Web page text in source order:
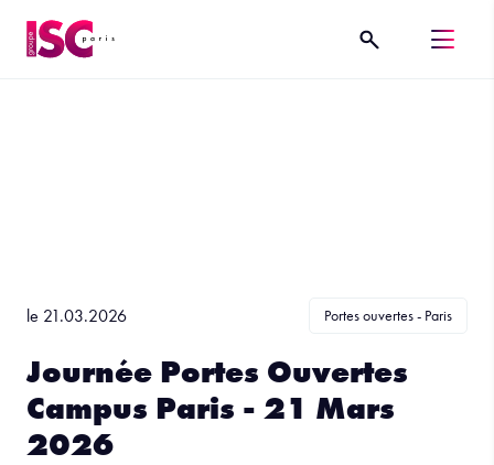
le 21.03.2026 Portes ouvertes - Paris
Journée Portes Ouvertes
Campus Paris - 21 Mars
2026